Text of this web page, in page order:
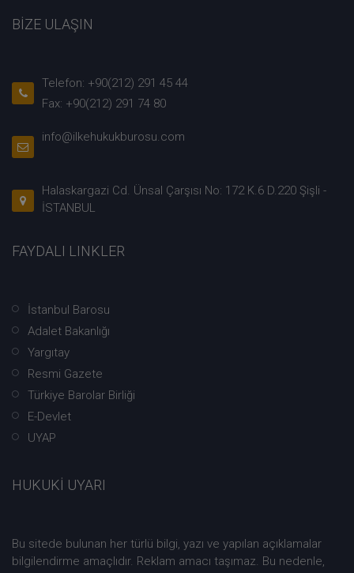
BİZE ULAŞIN
Telefon: +90(212) 291 45 44
Fax: +90(212) 291 74 80
info@ilkehukukburosu.com
Halaskargazi Cd. Ünsal Çarşısı No: 172 K.6 D.220 Şişli -
İSTANBUL
FAYDALI LINKLER
İstanbul Barosu
Adalet Bakanlığı
Yargıtay
Resmi Gazete
Türkiye Barolar Birliği
E-Devlet
UYAP
HUKUKİ UYARI
Bu sitede bulunan her türlü bilgi, yazı ve yapılan açıklamalar
bilgilendirme amaçlıdır. Reklam amacı taşımaz. Bu nedenle,